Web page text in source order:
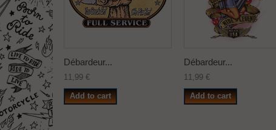
Débardeur...
11,99 €
Add to cart
Débardeur...
11,99 €
Add to cart